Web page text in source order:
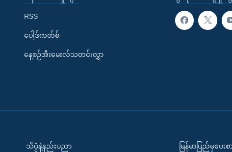
RSS
ပေါ့ဒ်ကတ်စ်
နေ့စဉ်အီးမေးလ်သတင်းလွှာ
သိပ္ပံနဲ့နည်းပညာ မြန်မာပြည်မှပေးစ